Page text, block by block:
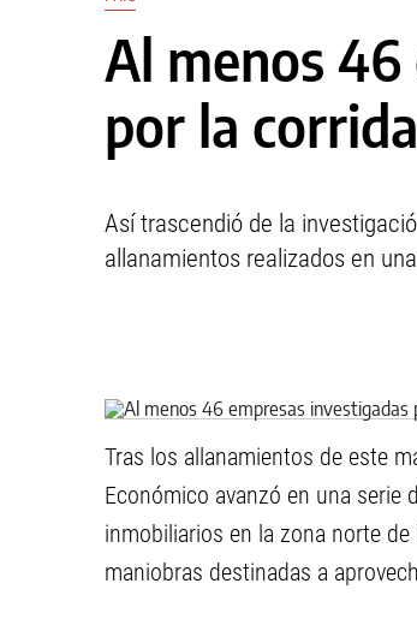
Al menos
por la
Así trascendió de la
allanamientos realizados en
Tras los allanamientos de este
Económico avanzó en una serie
inmobiliarios en la zona norte
maniobras destinadas a